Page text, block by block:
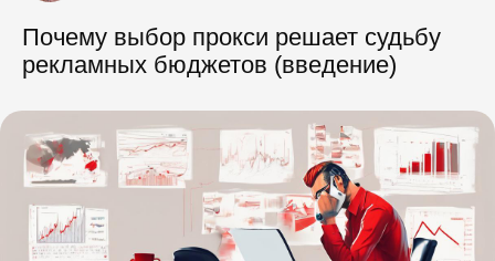
Почему выбор прокси решает судьбу
рекламных бюджетов (введение)